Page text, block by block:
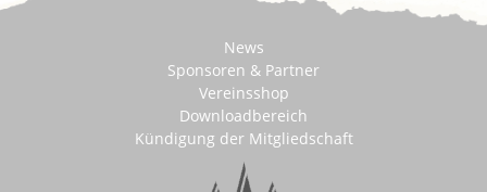
News
Sponsoren & Partner
Vereinsshop
Downloadbereich
Kündigung der Mitgliedschaft